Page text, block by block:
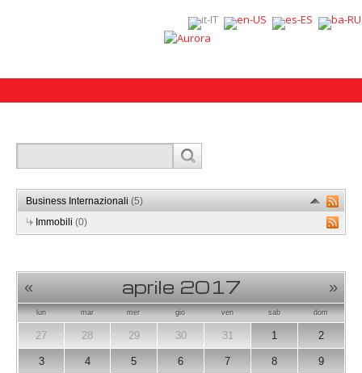
Business Internazionali (5)
Immobili (0)
« aprile 2017 »
lun mar mer gio ven sab dom
27 28 29 30 31 1 2
3 4 5 6 7 8 9